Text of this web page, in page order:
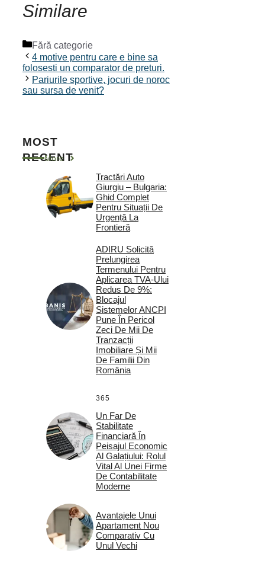
Similare
Categorii
Fără categorie
4 motive pentru care e bine sa
folosesti un comparator de preturi.
Pariurile sportive, jocuri de noroc
sau sursa de venit?
MOST
RECENT
More
Tractări Auto
Giurgiu – Bulgaria:
Ghid Complet
Pentru Situații De
Urgență La
Frontieră
ADIRU Solicită
Prelungirea
Termenului Pentru
Aplicarea TVA-Ului
Redus De 9%:
Blocajul
Sistemelor ANCPI
Pune În Pericol
Zeci De Mii De
Tranzacții
Imobiliare Și Mii
De Familii Din
România
365
Un Far De
Stabilitate
Financiară În
Peisajul Economic
Al Galațiului: Rolul
Vital Al Unei Firme
De Contabilitate
Moderne
Avantajele Unui
Apartament Nou
Comparativ Cu
Unul Vechi